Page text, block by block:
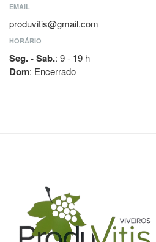
EMAIL
produvitis@gmail.com
HORÁRIO
Seg. - Sab.: 9 - 19 h
Dom: Encerrado